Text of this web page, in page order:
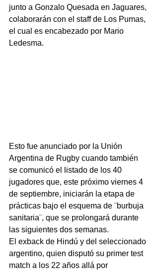
junto a Gonzalo Quesada en Jaguares,
colaborarán con el staff de Los Pumas,
el cual es encabezado por Mario
Ledesma.
Esto fue anunciado por la Unión
Argentina de Rugby cuando también
se comunicó el listado de los 40
jugadores que, este próximo viernes 4
de septiembre, iniciarán la etapa de
prácticas bajo el esquema de ¨burbuja
sanitaria¨, que se prolongará durante
las siguientes dos semanas.
El exback de Hindú y del seleccionado
argentino, quien disputó su primer test
match a los 22 años allá por